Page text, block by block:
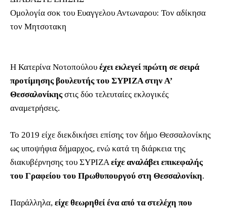
Ομολογία σοκ του Ευαγγελου Αντωναρου: Τον αδίκησα
τον Μητσοτακη
Η Κατερίνα Νοτοπούλου έχει εκλεγεί πρώτη σε σειρά
προτίμησης βουλευτής του ΣΥΡΙΖΑ στην Α’
Θεσσαλονίκης στις δύο τελευταίες εκλογικές
αναμετρήσεις.
Το 2019 είχε διεκδικήσει επίσης τον δήμο Θεσσαλονίκης
ως υποψήφια δήμαρχος, ενώ κατά τη διάρκεια της
διακυβέρνησης του ΣΥΡΙΖΑ είχε αναλάβει επικεφαλής
του Γραφείου του Πρωθυπουργού στη Θεσσαλονίκη.
Παράλληλα, είχε θεωρηθεί ένα από τα στελέχη που